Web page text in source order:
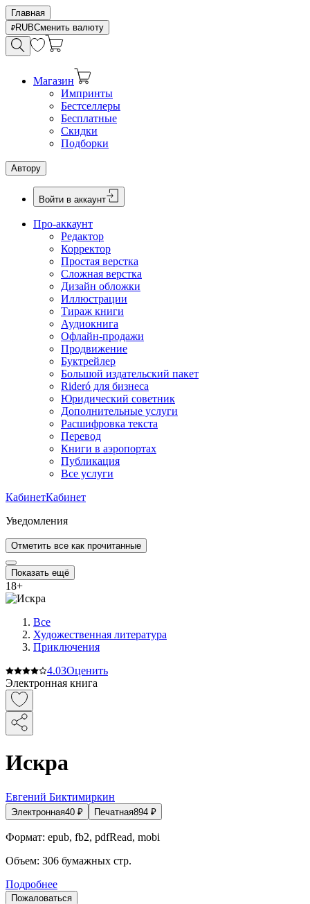
Главная
RUBСменить валюту
Магазин
Импринты
Бестселлеры
Бесплатные
Скидки
Подборки
Автору
Войти в аккаунт
Про-аккаунт
Редактор
Корректор
Простая верстка
Сложная верстка
Дизайн обложки
Иллюстрации
Тираж книги
Аудиокнига
Офлайн-продажи
Продвижение
Буктрейлер
Большой издательский пакет
Rideró для бизнеса
Юридический советник
Дополнительные услуги
Расшифровка текста
Перевод
Книги в аэропортах
Публикация
Все услуги
КабинетКабинет
Уведомления
Отметить все как прочитанные
Показать ещё
18+
Все
Художественная литература
Приключения
4.03Оценить
Электронная книга
Искра
Евгений Биктимиркин
Электронная40 ₽ Печатная894 ₽
Формат: epub, fb2, pdfRead, mobi
Объем: 306 бумажных стр.
Подробнее
Пожаловаться